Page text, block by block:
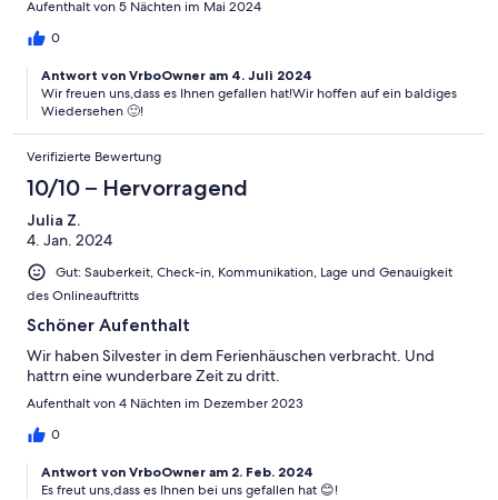
Aufenthalt von 5 Nächten im Mai 2024
0
Antwort von VrboOwner am 4. Juli 2024
Wir freuen uns,dass es Ihnen gefallen hat!Wir hoffen auf ein baldiges
Wiedersehen 🙂!
Verifizierte Bewertung
10/10 – Hervorragend
Julia Z.
4. Jan. 2024
Gut: Sauberkeit, Check-in, Kommunikation, Lage und Genauigkeit
des Onlineauftritts
Schöner Aufenthalt
Wir haben Silvester in dem Ferienhäuschen verbracht. Und
hattrn eine wunderbare Zeit zu dritt.
Aufenthalt von 4 Nächten im Dezember 2023
0
Antwort von VrboOwner am 2. Feb. 2024
Es freut uns,dass es Ihnen bei uns gefallen hat 😊!